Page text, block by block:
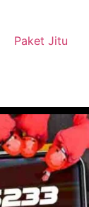
Paket Jitu